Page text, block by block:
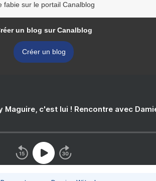
fabie sur le portail Canalblog
un blog sur Canalblog
Créer un blog
Maguire, c'est lui ! Rencontre avec